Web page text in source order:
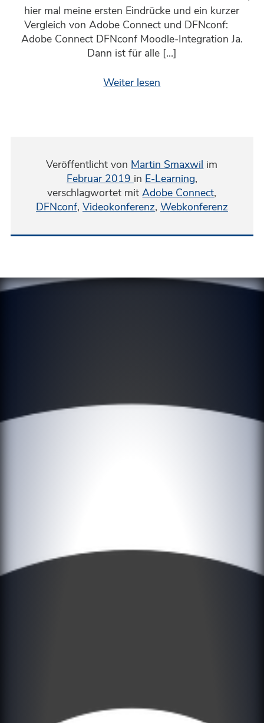
hier mal meine ersten Eindrücke und ein kurzer
Vergleich von Adobe Connect und DFNconf:
Adobe Connect DFNconf Moodle-Integration Ja.
Dann ist für alle […]
Weiter lesen
Veröffentlicht von Martin Smaxwil im
Februar 2019 in E-Learning,
verschlagwortet mitAdobe Connect,
DFNconf, Videokonferenz, Webkonferenz